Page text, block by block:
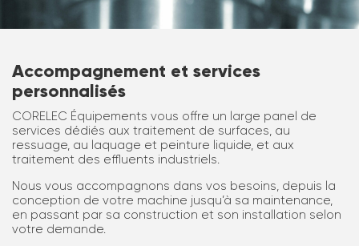
Accompagnement et services
personnalisés
CORELEC Équipements vous offre un large panel de
services dédiés aux traitement de surfaces, au
ressuage, au laquage et peinture liquide, et aux
traitement des effluents industriels.
Nous vous accompagnons dans vos besoins, depuis la
conception de votre machine jusqu’à sa maintenance,
en passant par sa construction et son installation selon
votre demande.